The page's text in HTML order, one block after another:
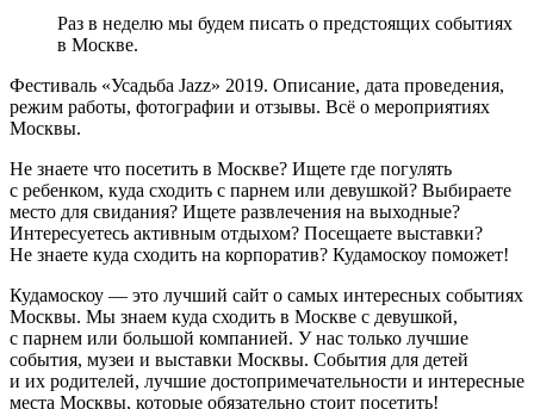
Раз в неделю мы будем писать о предстоящих событиях
в Москве.
Фестиваль «Усадьба Jazz» 2019. Описание, дата проведения,
режим работы, фотографии и отзывы. Всё о мероприятиях
Москвы.
Не знаете что посетить в Москве? Ищете где погулять
с ребенком, куда сходить с парнем или девушкой? Выбираете
место для свидания? Ищете развлечения на выходные?
Интересуетесь активным отдыхом? Посещаете выставки?
Не знаете куда сходить на корпоратив? Кудамоскоу поможет!
Кудамоскоу — это лучший сайт о самых интересных событиях
Москвы. Мы знаем куда сходить в Москве с девушкой,
с парнем или большой компанией. У нас только лучшие
события, музеи и выставки Москвы. События для детей
и их родителей, лучшие достопримечательности и интересные
места Москвы, которые обязательно стоит посетить!